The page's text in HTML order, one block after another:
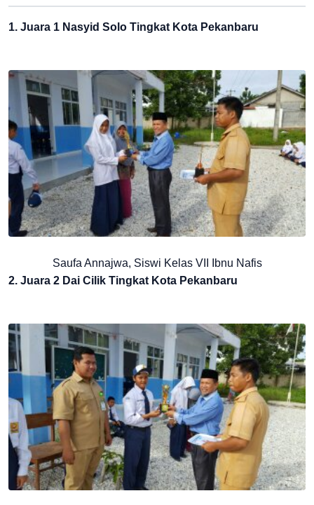
1. Juara 1 Nasyid Solo Tingkat Kota Pekanbaru
Saufa Annajwa, Siswi Kelas VII Ibnu Nafis
2. Juara 2 Dai Cilik Tingkat Kota Pekanbaru